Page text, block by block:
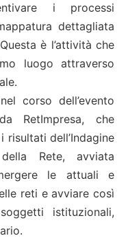
i processi
dettagliata
è l’attività che
luogo attraverso
corso dell’evento
RetImpresa, che
risultati dell’Indagine
Rete, avviata
le attuali e
reti e avviare così
istituzionali,